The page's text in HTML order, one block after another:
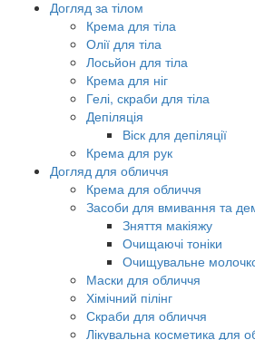
Догляд за тілом
Крема для тіла
Олії для тіла
Лосьйон для тіла
Крема для ніг
Гелі, скраби для тіла
Депіляція
Віск для депіляції
Крема для рук
Догляд для обличчя
Крема для обличчя
Засоби для вмивання та
Зняття макіяжу
Очищаючі тоніки
Очищувальне
Маски для обличчя
Хімічний пілінг
Скраби для обличчя
Лікувальна косметика для